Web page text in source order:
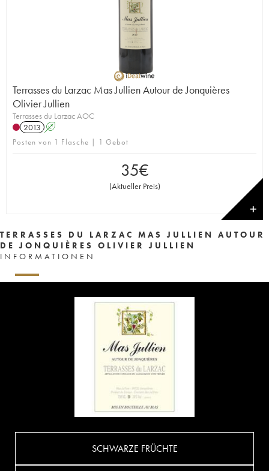
Terrasses du Larzac Mas Jullien Autour de Jonquières
Olivier Jullien
Terrasses du Larzac AOC
2013 A
Posten von 1 Flasche | 1 Gebot
35€
(Aktueller Preis)
✕
TERRASSES DU LARZAC MAS JULLIEN AUTOUR
DE JONQUIÈRES OLIVIER JULLIEN
INFORMATIONEN
SCHWARZE FRÜCHTE